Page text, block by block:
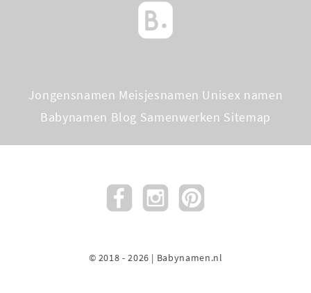
Jongensnamen Meisjesnamen Unisex namen
Babynamen Blog Samenwerken Sitemap
© 2018 - 2026 | Babynamen.nl